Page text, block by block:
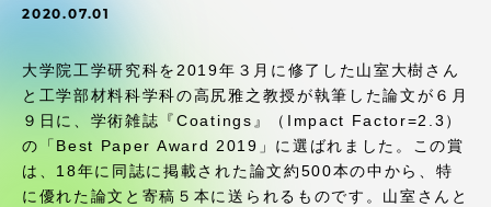
2020.07.01
大学院工学研究科を2019年３月に修了した山室大樹さん
と工学部材料科学科の高尻雅之教授が執筆した論文が６月
９日に、学術雑誌『Coatings』（Impact Factor=2.3）
の「Best Paper Award 2019」に選ばれました。この賞
は、18年に同誌に掲載された論文約500本の中から、特
に優れた論文と寄稿５本に送られるものです。山室さんと
受験・入学案内
学生生活
グローバルネットワーク